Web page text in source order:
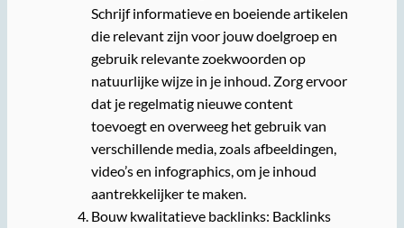
Schrijf informatieve en boeiende artikelen
die relevant zijn voor jouw doelgroep en
gebruik relevante zoekwoorden op
natuurlijke wijze in je inhoud. Zorg ervoor
dat je regelmatig nieuwe content
toevoegt en overweeg het gebruik van
verschillende media, zoals afbeeldingen,
video’s en infographics, om je inhoud
aantrekkelijker te maken.
Bouw kwalitatieve backlinks: Backlinks